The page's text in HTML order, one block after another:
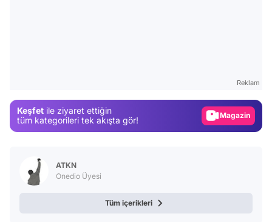
Reklam
Keşfet ile ziyaret ettiğin
tüm kategorileri tek akışta gör!
Magazin
ATKN
Onedio Üyesi
Tüm içerikleri